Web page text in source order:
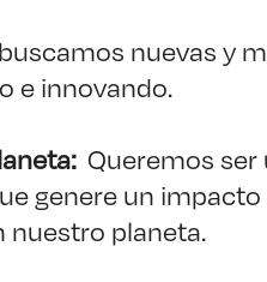
nuevas y
e innovando.
Queremos
genere un
planeta.